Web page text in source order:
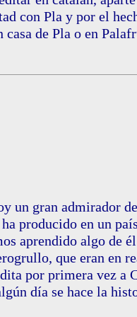
con Pla y por el
casa de Pla o en
un gran admirador
producido en un
aprendido algo de
que eran en
por primera vez a
día se hace la